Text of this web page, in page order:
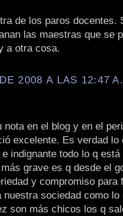
de los paros docentes.
las maestras que se
a otra cosa.
2008 A LAS 12:47
en el blog y en el
excelente. Es verdad
indignante todo lo q
grave es q desde el
y compromiso para
nuestra sociedad como lo
son más chicos los q